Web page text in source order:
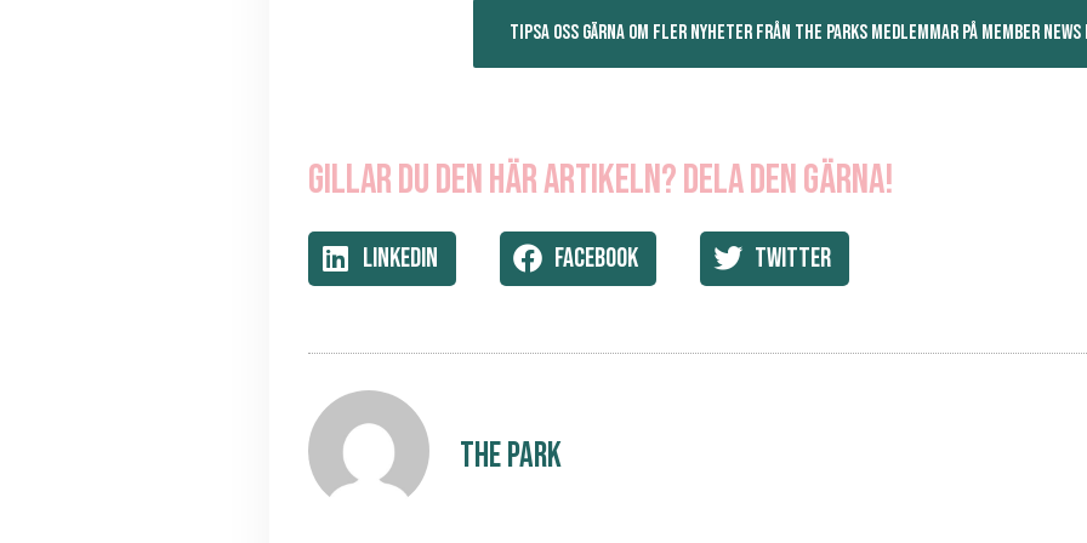
TIPSA OSS GÄRNA OM FLER NYHETER FRÅN THE PARKS MEDLEMMAR PÅ MEMBER NEWS
Gillar du den här artikeln? Dela den gärna!
LinkedIn Facebook Twitter
The Park